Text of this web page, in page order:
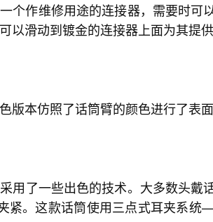
个作维修用途的连接器，需要时可
以滑动到镀金的连接器上面为其提供
版本仿照了话筒臂的颜色进行了表
用了一些出色的技术。大多数头
紧。这款话筒使用三点式耳夹系